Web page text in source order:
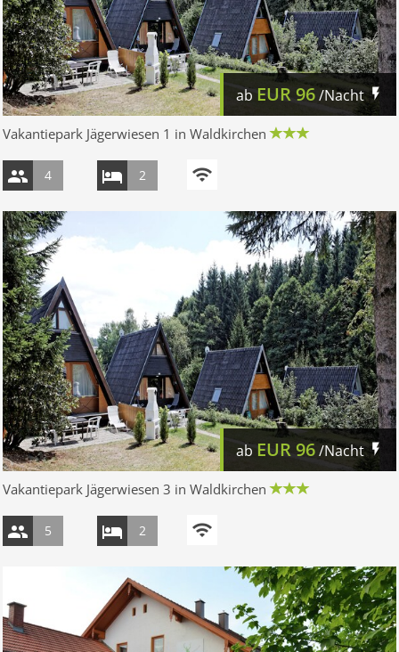
ab EUR96/Nacht
Vakantiepark Jägerwiesen 1 in Waldkirchen
4 2
ab EUR96/Nacht
Vakantiepark Jägerwiesen 3 in Waldkirchen
5 2